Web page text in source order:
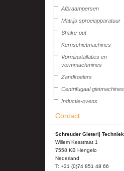
Afbraampersen
Matrijs sproeiapparatuur
Shake-out
Kernschietmachines
Vorminstallaties en
vormmachmines
Zandkoelers
Centrifugaal gietmachines
Inductie-ovens
Contact
Schreuder Gieterij Techniek
Willem Kesstraat 1
7558 KB Hengelo
Nederland
T: +31 (0)74 851 48 66